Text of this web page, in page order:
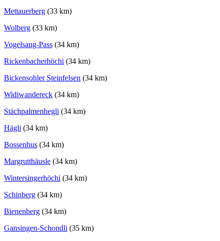
Mettauerberg (33 km)
Wolberg (33 km)
Vogelsang-Pass (34 km)
Rickenbacherhöchi (34 km)
Bickensohler Steinfelsen (34 km)
Widiwandereck (34 km)
Stächpalmenhegli (34 km)
Hägli (34 km)
Bossenhus (34 km)
Margrutthäusle (34 km)
Wintersingerhöchi (34 km)
Schinberg (34 km)
Bienenberg (34 km)
Gansingen-Schondli (35 km)